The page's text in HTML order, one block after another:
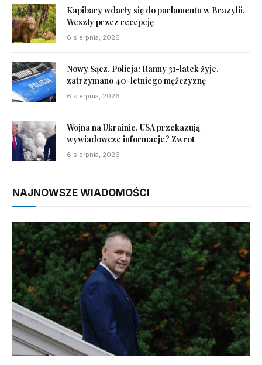
Kapibary wdarły się do parlamentu w Brazylii.
Weszły przez recepcję
6 sierpnia, 2026
Nowy Sącz. Policja: Ranny 31-latek żyje,
zatrzymano 40-letniego mężczyznę
6 sierpnia, 2026
Wojna na Ukrainie. USA przekazują
wywiadowcze informacje? Zwrot
6 sierpnia, 2026
NAJNOWSZE WIADOMOŚCI